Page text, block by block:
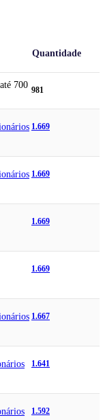
Quantidade
700
981
1.669
1.669
1.669
1.669
1.667
1.641
1.592